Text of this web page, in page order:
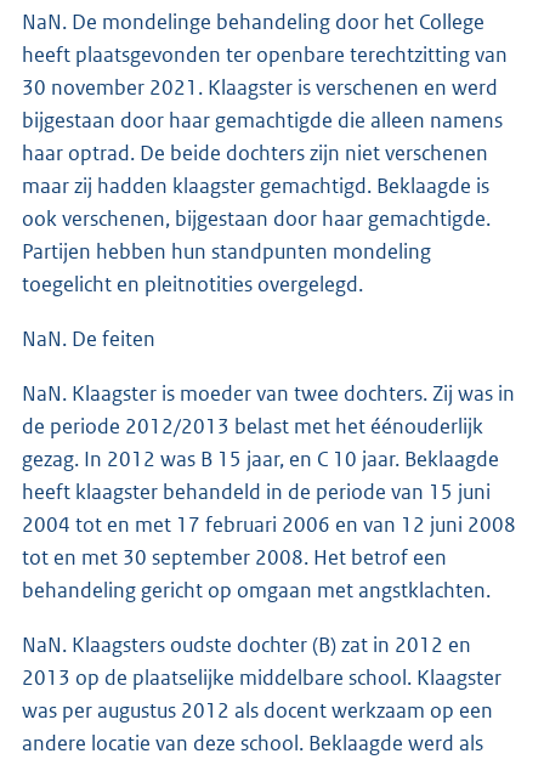
NaN. De mondelinge behandeling door het College
heeft plaatsgevonden ter openbare terechtzitting van
30 november 2021. Klaagster is verschenen en werd
bijgestaan door haar gemachtigde die alleen namens
haar optrad. De beide dochters zijn niet verschenen
maar zij hadden klaagster gemachtigd. Beklaagde is
ook verschenen, bijgestaan door haar gemachtigde.
Partijen hebben hun standpunten mondeling
toegelicht en pleitnotities overgelegd.
NaN. De feiten
NaN. Klaagster is moeder van twee dochters. Zij was in
de periode 2012/2013 belast met het éénouderlijk
gezag. In 2012 was B 15 jaar, en C 10 jaar. Beklaagde
heeft klaagster behandeld in de periode van 15 juni
2004 tot en met 17 februari 2006 en van 12 juni 2008
tot en met 30 september 2008. Het betrof een
behandeling gericht op omgaan met angstklachten.
NaN. Klaagsters oudste dochter (B) zat in 2012 en
2013 op de plaatselijke middelbare school. Klaagster
was per augustus 2012 als docent werkzaam op een
andere locatie van deze school. Beklaagde werd als